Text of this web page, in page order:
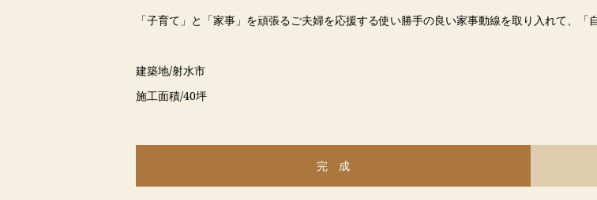
「子育て」と「家事」を頑張るご夫婦を応援する使い勝手の良い家事動線を取り入れて、「
建築地/射水市
施工面積/40坪
完 成